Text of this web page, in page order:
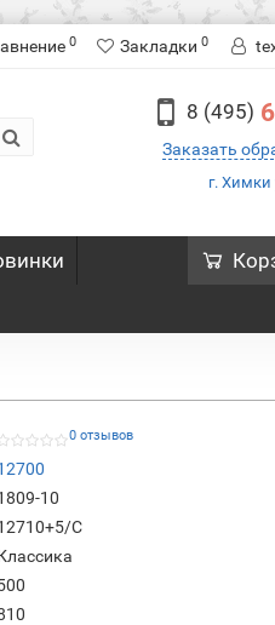
0 Закладки 0
8 (495)
Заказать
г. Химки
0 отзывов
10
C